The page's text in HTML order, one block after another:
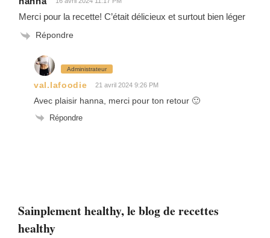
Sainplement healthy, le blog de recettes
healthy
Merci pour la recette! C’était délicieux et surtout bien léger
Répondre
Administrateur
val.lafoodie 21 avril 2024 9:26 PM
Avec plaisir hanna, merci pour ton retour 🙂
Répondre